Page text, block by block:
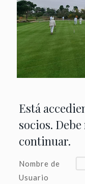
Está
socios.
continuar.
Nombre de
Usuario